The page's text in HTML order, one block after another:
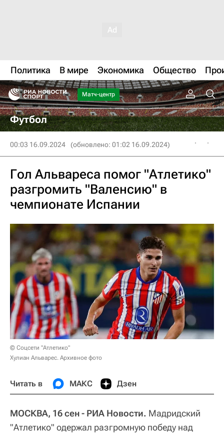
Политика В мире Экономика Общество
Матч-центр
Футбол
00:03 16.09.2024 (обновлено: 01:02 16.09.2024)
Гол Альвареса помог "Атлетико"
разгромить "Валенсию" в
чемпионате Испании
© Соцсети "Атлетико"
Хулиан Альварес. Архивное фото
Читать в МАКС Дзен
МОСКВА, 16 сен - РИА Новости. Мадридский
"Атлетико" одержал разгромную победу над